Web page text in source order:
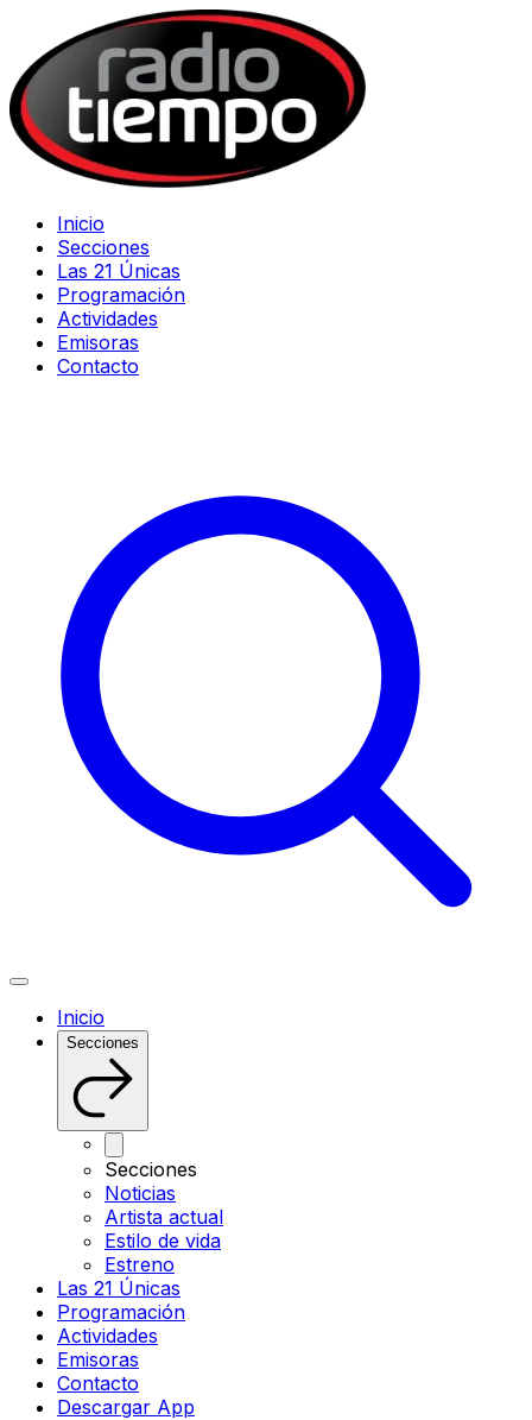
Inicio
Secciones
Las 21 Únicas
Programación
Actividades
Emisoras
Contacto
Inicio
Secciones
Secciones
Noticias
Artista actual
Estilo de vida
Estreno
Las 21 Únicas
Programación
Actividades
Emisoras
Contacto
Descargar App